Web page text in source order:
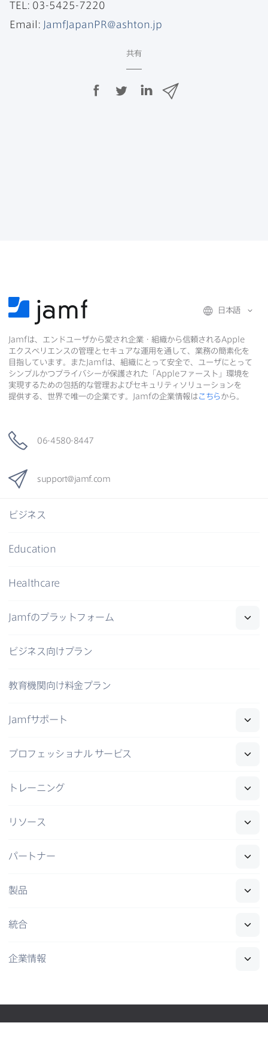
TEL
: 03-5425-7220
Email : JamfJapanPR@ashton jp
共有
w
日本語
Jamfは、​エンドユーザから​愛され企業・組織から​信頼されるApple
エクスペリエンスの​管理と​セキュアな​運用を​通して、​業務の​簡素化を​
目指しています。​またJamfは、​組織に​とって​安全で、​ユーザに​とって​
シンプルかつプライバシーが​保護された​「Appleファースト」環境を​
実現する​ための​包括的な​管理および​セキュリティソリューションを​
提供する、​世界で​唯一の​企業です。 Jamfの​企業情報はこちらから。
06-4580-8447
support@jamf. com
ビジネス
Education
Healthcare
Jamfの​プラットフォーム
ビジネス向けプラン
教育機関向け料金プラン
Jamfサポート
プロフェッショナル サービス
トレーニング
リソース
パートナー
製品
統合
企業情報